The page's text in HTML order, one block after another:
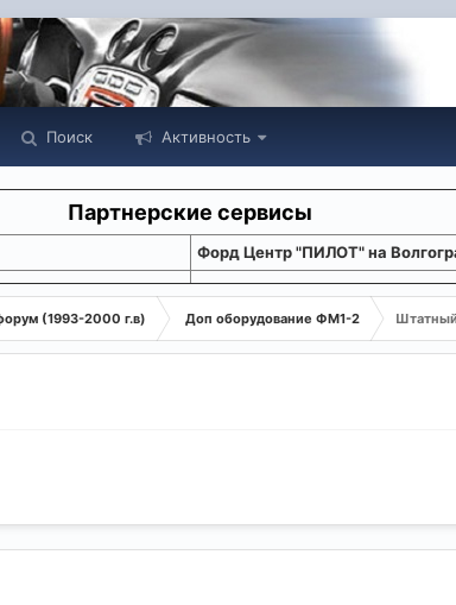
Поиск Активность
Партнерские сервисы
Форд Центр "ПИЛОТ" на
(1993-2000 г.в) Доп оборудование ФМ1-2